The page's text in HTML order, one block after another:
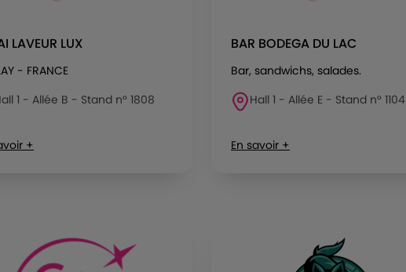
LAVEUR LUX
- FRANCE
1 - Allée B - Stand n° 1808
+
BAR BODEGA DU LAC
Bar, sandwichs, salades.
Hall 1 - Allée E - Stand n° 1104
En savoir +